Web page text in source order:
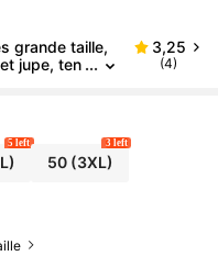
grande taille,
jupe, ten
3,25
(4)
5 left
50(3XL)
3 left